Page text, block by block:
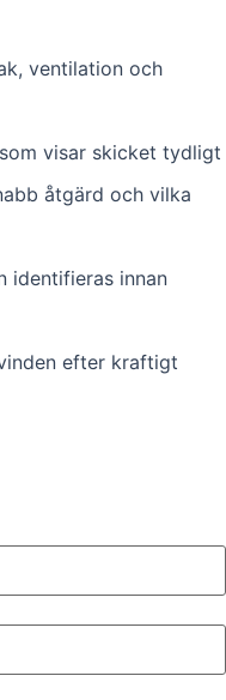
ventilation och
visar skicket tydligt
åtgärd och vilka
identifieras innan
efter kraftigt